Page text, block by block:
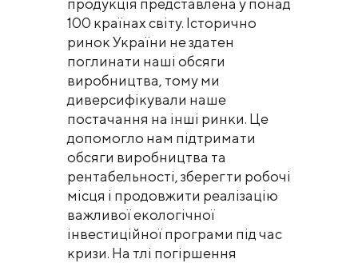
продукція представлена у понад
100 країнах світу. Історично
ринок України не здатен
поглинати наші обсяги
виробництва, тому ми
диверсифікували наше
постачання на інші ринки. Це
допомогло нам підтримати
обсяги виробництва та
рентабельності, зберегти робочі
місця і продовжити реалізацію
важливої ​​екологічної
інвестиційної програми під час
кризи. На тлі погіршення